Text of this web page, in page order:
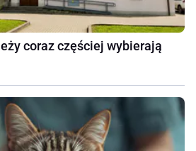
coraz częściej wybierają